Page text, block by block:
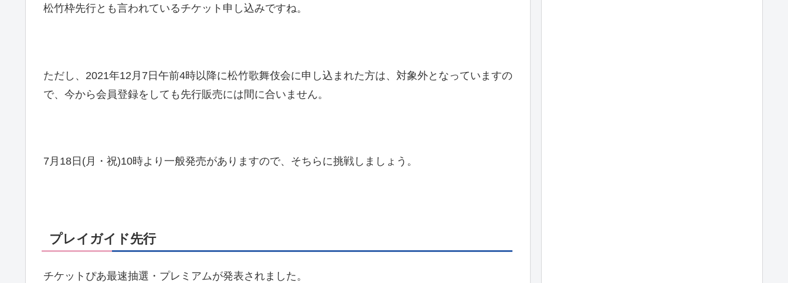
松竹枠先行とも言われているチケット申し込みですね。
ただし、2021年12月7日午前4時以降に松竹歌舞伎会に申し込まれた方は、対象外となっていますの
で、今から会員登録をしても先行販売には間に合いません。
7月18日(月・祝)10時より一般発売がありますので、そちらに挑戦しましょう。
プレイガイド先行
チケットぴあ最速抽選・プレミアムが発表されました。